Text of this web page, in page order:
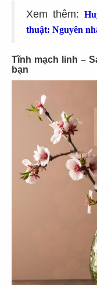
Xem thêm:
thuật: Nguyên
Tĩnh mạch linh –
bạn